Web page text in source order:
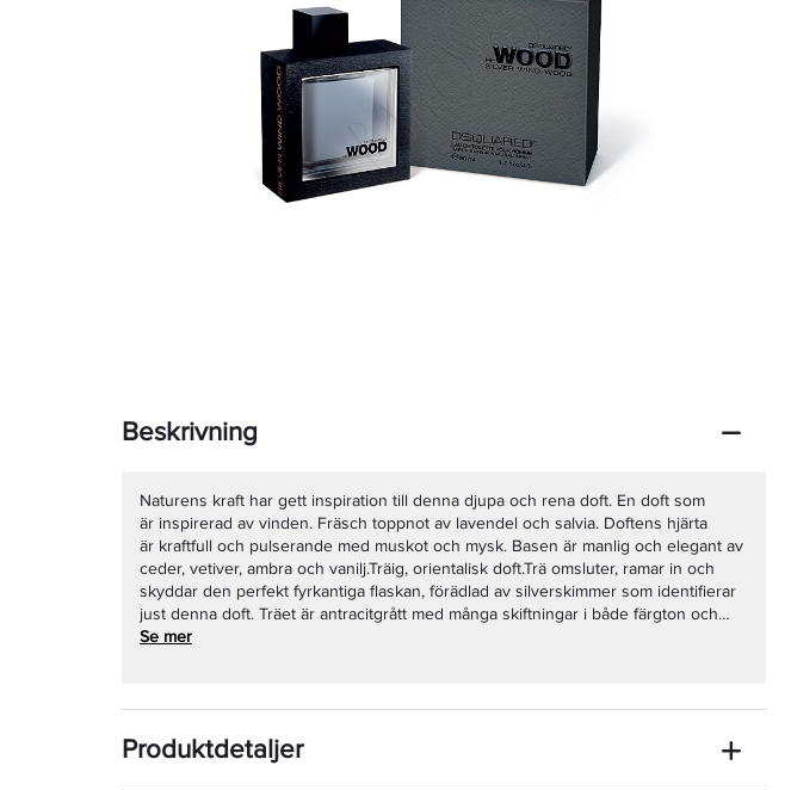
Afnan Supremacy
Beskrivning
Naturens kraft har gett inspiration till denna djupa och rena doft. En doft som
är inspirerad av vinden. Fräsch toppnot av lavendel och salvia. Doftens hjärta
är kraftfull och pulserande med muskot och mysk. Basen är manlig och elegant av
ceder, vetiver, ambra och vanilj.Träig, orientalisk doft.Trä omsluter, ramar in och
skyddar den perfekt fyrkantiga flaskan, förädlad av silverskimmer som identifierar
just denna doft. Träet är antracitgrått med många skiftningar i både färgton och
ådring. Detta gör varje flaska helt unik, säregen och exklusiv. Förpackningen är
Se mer
Produktdetaljer